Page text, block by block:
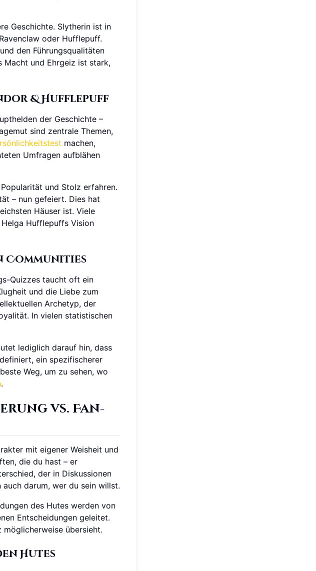
Geschichte. Slytherin ist in
oder Hufflepuff.
den Führungsqualitäten
Macht und Ehrgeiz ist stark,
& Hufflepuff
der Geschichte –
sind zentrale Themen,
machen,
Umfragen aufblähen
und Stolz erfahren.
– nun gefeiert. Dies hat
Häuser ist. Viele
Hufflepuffs Vision
Communities
Quizzes taucht oft ein
und die Liebe zum
Archetyp, der
In vielen statistischen
lediglich darauf hin, dass
ein spezifischerer
Weg, um zu sehen, wo
.
vs. Fan-
mit eigener Weisheit und
die du hast – er
der in Diskussionen
darum, wer du sein willst.
des Hutes werden von
Entscheidungen geleitet.
übersieht.
Hutes